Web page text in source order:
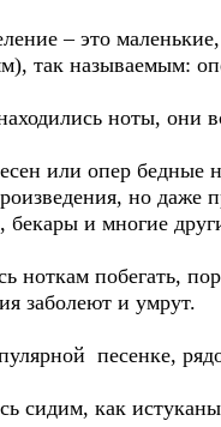
– это
так называемым:
ноты, они
или опер бедные
но даже
бекары и многие
ноткам побегать,
заболеют и умрут.
песенке,
сидим, как